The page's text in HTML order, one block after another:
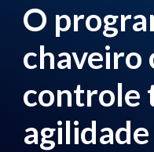
O
chaveiro
controle
agilidade